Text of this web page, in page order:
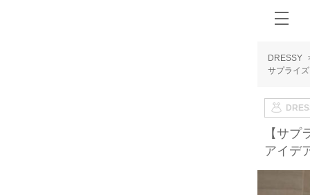
DRESSY
サプライ
【サ
アイデ